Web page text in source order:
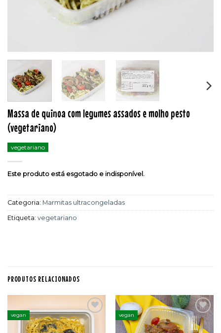
Massa de quinoa com legumes assados e molho pesto
(vegetariano)
vegetariano
Este produto está esgotado e indisponível.
Categoria: Marmitas ultracongeladas
Etiqueta: vegetariano
PRODUTOS RELACIONADOS
vegan
Adicionar
aos
vegan
Adicionar
aos